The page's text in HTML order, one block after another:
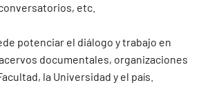
etc.
potenciar el diálogo y trabajo en
documentales, organizaciones
la Universidad y el país.